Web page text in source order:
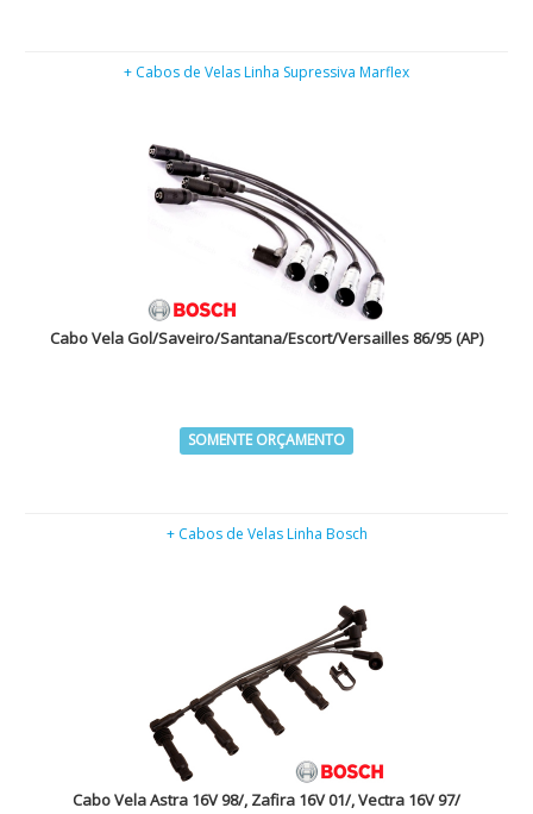
+ Cabos de Velas Linha Supressiva Marflex
Cabo Vela Gol/Saveiro/Santana/Escort/Versailles 86/95 (AP)
SOMENTE ORÇAMENTO
+ Cabos de Velas Linha Bosch
Cabo Vela Astra 16V 98/, Zafira 16V 01/, Vectra 16V 97/